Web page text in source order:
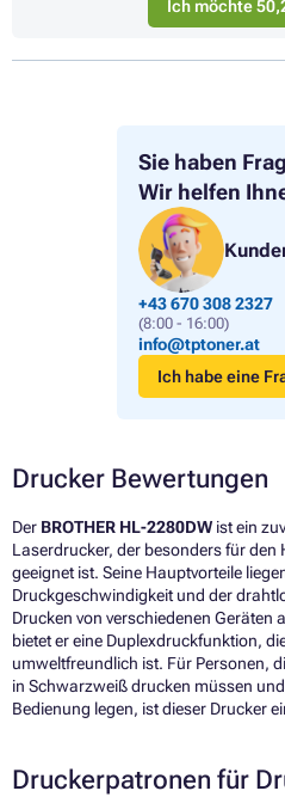
Sie haben
Wir helfen
+43 670 308 2327
(8:00 - 16:00)
info@tptoner.at
Ich habe eine
Ich möchte
Drucker Bewertungen
Der BROTHER HL-2280DW ist ein
Laserdrucker, der besonders für
geeignet ist. Seine Hauptvorteile
Druckgeschwindigkeit und der
Drucken von verschiedenen Geräten
bietet er eine Duplexdruckfunktion,
umweltfreundlich ist. Für Personen,
in Schwarzweiß drucken müssen
Bedienung legen, ist dieser Drucker
Druckerpatronen für